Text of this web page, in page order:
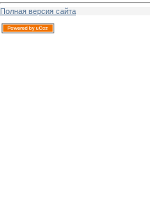
Полная версия сайта